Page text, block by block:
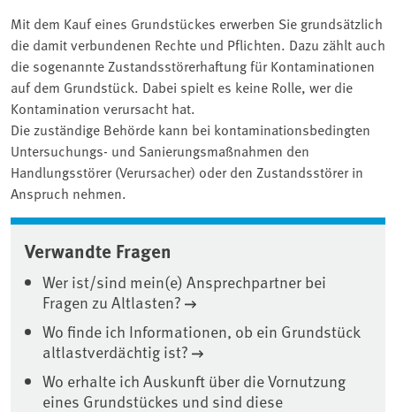
Mit dem Kauf eines Grundstückes erwerben Sie grundsätzlich
die damit verbundenen Rechte und Pflichten. Dazu zählt auch
die sogenannte Zustandsstörerhaftung für Kontaminationen
auf dem Grundstück. Dabei spielt es keine Rolle, wer die
Kontamination verursacht hat.
Die zuständige Behörde kann bei kontaminationsbedingten
Untersuchungs- und Sanierungsmaßnahmen den
Handlungsstörer (Verursacher) oder den Zustandsstörer in
Anspruch nehmen.
Verwandte Fragen
Wer ist/sind mein(e) Ansprechpartner bei
Fragen zu Altlasten?
Wo finde ich Informationen, ob ein Grundstück
altlastverdächtig ist?
Wo erhalte ich Auskunft über die Vornutzung
eines Grundstückes und sind diese